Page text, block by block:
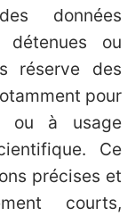
données
détenues ou
réserve des
pour
ou à usage
Ce
précises et
courts,